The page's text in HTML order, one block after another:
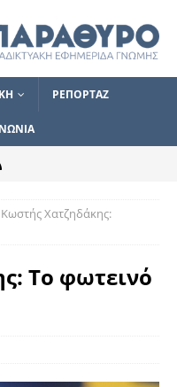
ΡΕΠΟΡΤΑΖ
Κωστής Χατζηδάκης:
Το φωτεινό